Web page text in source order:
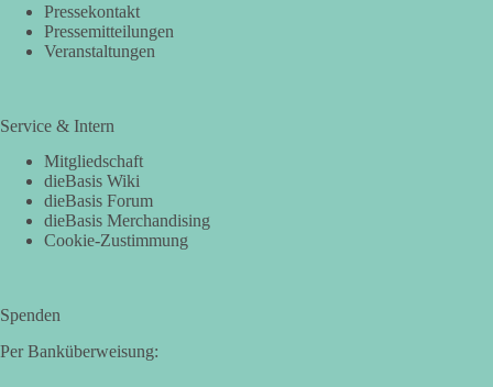
Pressekontakt
Pressemitteilungen
Veranstaltungen
Service & Intern
Mitgliedschaft
dieBasis Wiki
dieBasis Forum
dieBasis Merchandising
Cookie-Zustimmung
Spenden
Per Banküberweisung: